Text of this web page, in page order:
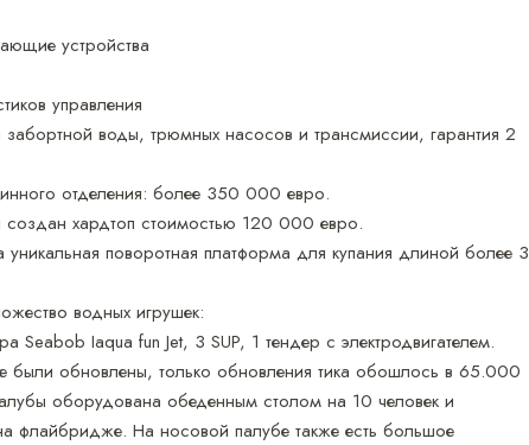
устройства
управления
воды, трюмных насосов и трансмиссии, гарантия 2
отделения: более 350 000 евро.
хардтоп стоимостью 120 000 евро.
поворотная платформа для купания длиной более 3
водных игрушек:
Seabob Iaqua fun Jet, 3 SUP, 1 тендер с электродвигателем.
были обновлены, только обновления тика обошлось в 65.000
оборудована обеденным столом на 10 человек и
флайбридже. На носовой палубе также есть большое